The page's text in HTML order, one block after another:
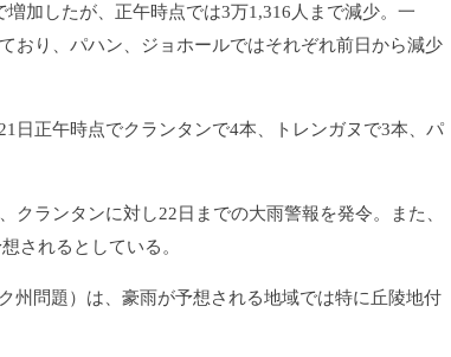
加したが、 正午時点では3万1,316人まで減少。一
おり、 パハン、ジョホールではそれぞれ前日から減少
21日正午時点でクランタンで4本、トレンガヌで3本、 パ
クランタンに対し22日までの大雨警報を発令。また、
されるとしている。
州問題） は、 豪雨が予想される地域では特に丘陵地付